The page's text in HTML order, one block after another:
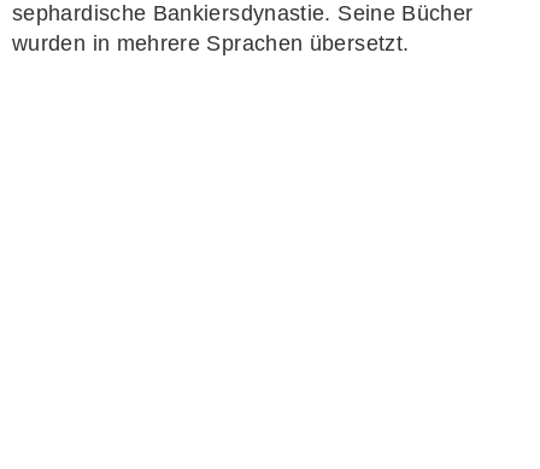
sephardische Bankiersdynastie. Seine Bücher
wurden in mehrere Sprachen übersetzt.